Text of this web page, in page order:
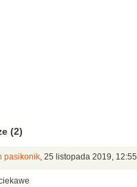
(2)
pasikonik, 25 listopada 2019, 12:55